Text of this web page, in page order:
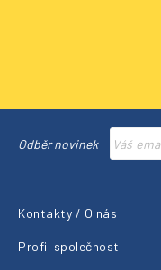
Odběr novinek
Kontakty / O nás
Profil společnosti